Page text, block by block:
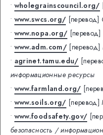
• wholegrainscouncil.org/
• www.swcs.org/ [перевод]
• www.nopa.org/ [перевод]
• www.adm.com/ [перевод]
• agrinet.tamu.edu/
информационные ресурсы
• www.farmland.org/
• www.soils.org/ [перевод]
• www.foodsafety.gov/
безопасность /